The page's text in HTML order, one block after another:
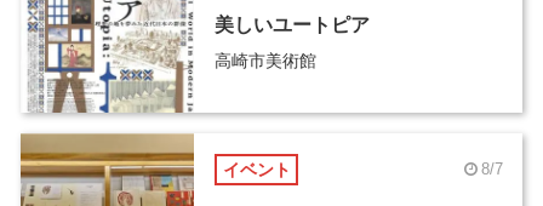
美しいユートピア
高崎市美術館
イベント 8/7